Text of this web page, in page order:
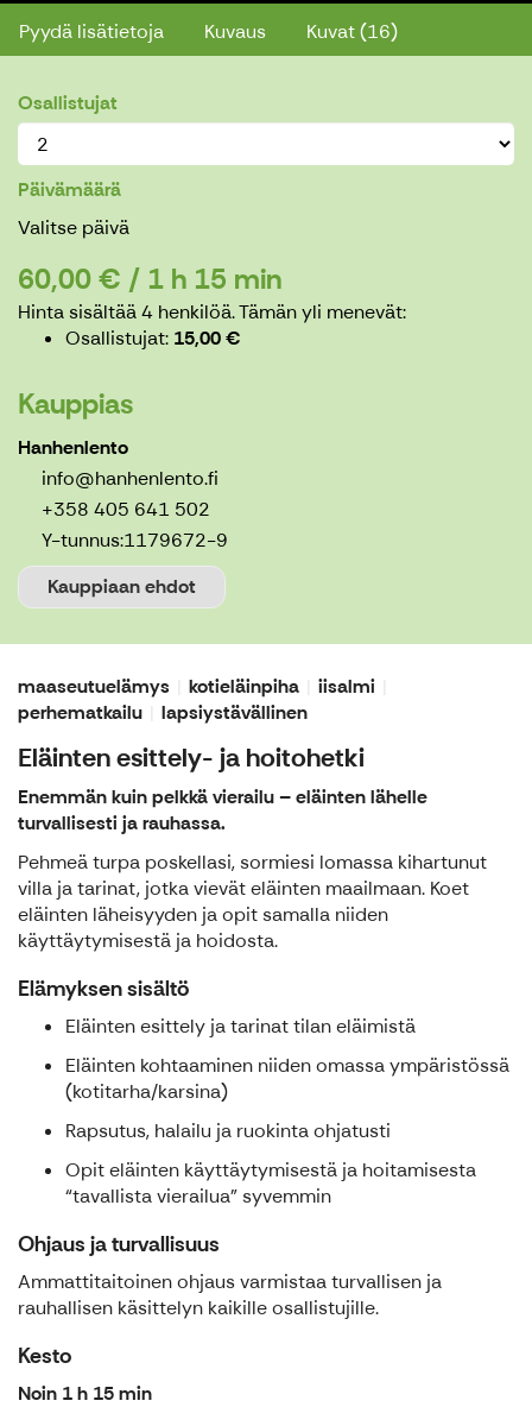
Pyydä lisätietoja Kuvaus Kuvat (16)
Osallistujat
Päivämäärä
Valitse päivä
60,00 € / 1 h 15 min
Hinta sisältää 4 henkilöä.Tämän yli menevät:
Osallistujat 15,00 €
Kauppias
Hanhenlento
info@hanhenlento.fi
+358 405 641 502
Y-tunnus:1179672-9
Kauppiaan ehdot
maaseutuelämys kotieläinpiha
iisalmi
perhematkailu
lapsiystävällinen
Eläinten esittely- ja hoitohetki
Enemmän kuin pelkkä vierailu – eläinten lähelle
turvallisesti ja rauhassa.
Pehmeä turpa poskellasi, sormiesi lomassa kihartunut
villa ja tarinat, jotka vievät eläinten maailmaan. Koet
eläinten läheisyyden ja opit samalla niiden
käyttäytymisestä ja hoidosta.
Elämyksen sisältö
Eläinten esittely ja tarinat tilan eläimistä
Eläinten kohtaaminen niiden omassa ympäristössä
(kotitarha/karsina)
Rapsutus, halailu ja ruokinta ohjatusti
Opit eläinten käyttäytymisestä ja hoitamisesta
“tavallista vierailua” syvemmin
Ohjaus ja turvallisuus
Ammattitaitoinen ohjaus varmistaa turvallisen ja
rauhallisen käsittelyn kaikille osallistujille.
Kesto
Noin 1 h 15 min